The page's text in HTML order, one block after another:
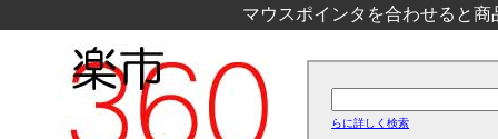
マウスポインタを合わせると
らに詳しく検索